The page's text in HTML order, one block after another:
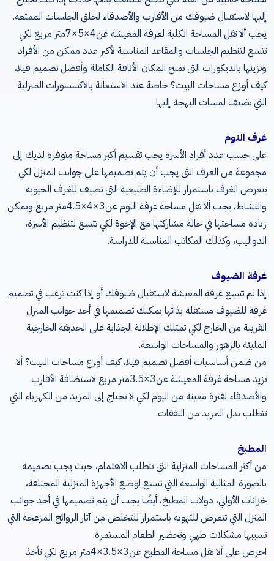
إليها لاستقبال ضيوفك من الأقارب والأصدقاء لخلق الجلسات الممتعة.
يجب ألا تقل المساحة الكلية لغرفة المعيشة عن4×5×7
متر مربع لكي
تتسع لتنظيم الجلسات والمقاعد المناسبة لأكبر عدد ممكن من الأفراد
وتزينها بالديكورات التي تمنح المكان الأناقة الكاملة وأفضل تصميم فيلا،
كيف أوزع مساحات البيت؟ خاصة عند الاستعانة بالاكسسورات المنزلية
التي تضيف لمسات البهجة إليها.
غرف النوم
على حسب عدد أفراد الأسرة يجب تقسيم أكبر مساحة متوفرة لديك إلى
مجموعة من الغرف التي يجب أن يتم تصميمها على جوانب المنزل لكي
تتعرض الغرف باستمرار للإضاءة الطبيعية التي تضيف للغرف الحيوية
والنشاط، يجب ألا تقل مساحة غرفة النوم عن3×4×4.5
متر مربع ويمكن
زيادة مساحتها في حالة مشاركتها مع الإخوة لكي تتسع لتنظيم الأسرة،
الدواليب، وكذلك المكاتب المناسبة للدراسة.
غرفة الضيوف
إذا لم تتسع غرفة المعيشة لاستقبال ضيوفك أو إذا كنت ترغب في تصميم
غرفة للضيوف مستقلة بذاتها يمكنك تصميمها في أحد جوانب المنزل
القريبة من الخارج لكي تمتلك الإطلالة الجذابة على الحديقة الخارجية
المليئة بالزهور والمساحات الواسعة.
من ضمن أساسيات أفضل تصميم فيلا، كيف أوزع مساحات البيت؟ ألا
تزيد مساحة غرفة المعيشة عن3×3.5
متر مربع لاستضافة الأقارب
والأصدقاء لفترة معينة من اليوم لكي لا تحتاج إلى المزيد من الكهرباء التي
تتطلب بذل المزيد من النفقات.
المطبخ
من أكثر المساحات المنزلية التي تتطلب الاهتمام، حيث يجب تصميمه
بالصورة المثالية الواسعة التي تتسع لوضع الأجهزة المنزلية المختلفة،
خزانات الأواني، دولاب المطبخ، أيضًا يجب أن يتم تصميمها في أحد جوانب
المنزل التي تتعرض للتهوية باستمرار للتخلص من آثار الروائح المزعجة التي
تسببها مشكلات طهي وتحضير الطعام المستمرة.
احرص على ألا تقل مساحة المطبخ عن3×3.5×4
متر مربع لكي تأخذ